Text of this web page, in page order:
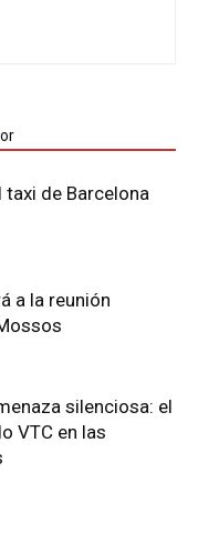
de Barcelona
a la reunión
silenciosa: el
VTC en las